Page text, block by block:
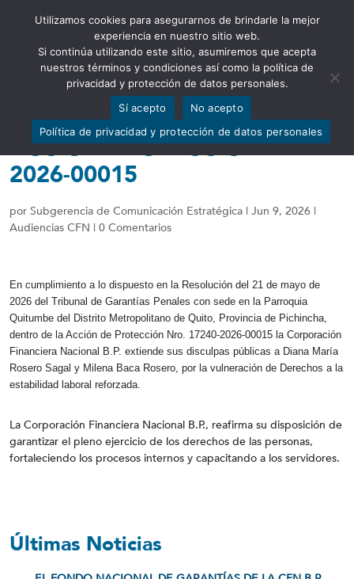
Abrir barra de herramientas
DISCULPAS PÚBLICAS –
ACCIÓN PROTECCIÓN 17240-
2026-00015
por Subgerencia de Comunicación Estratégica | Jun 9, 2026 |
Audiencias CFN | 0 Comentarios
En cumplimiento a lo dispuesto en la Resolución del 21 de mayo de
2026 del Tribunal de Garantías Penales con sede en la Parroquia
Quitumbe del Distrito Metropolitano de Quito, Provincia de Pichincha,
dentro de la Acción de Protección Nro. 17240-2026-00015 la Corporación
Financiera Nacional B.P. extiende sus disculpas públicas a Diana María
Rosero Sagal y Milena Baca Rosero, por la vulneración de Derechos a la
estabilidad laboral reforzada.
La Corporación Financiera Nacional B.P., reafirma su disposición de
garantizar el pleno ejercicio de los derechos de las personas,
fortaleciendo los procesos internos y capacitando a los servidores.
Últimas Noticias
Utilizamos cookies para asegurarnos de brindarle la mejor
experiencia en nuestro sitio web.
Si continúa utilizando este sitio, asumiremos que acepta
nuestros términos y condiciones así como la política de
privacidad y protección de datos personales.
Sí acepto
No acepto
Política de privacidad y protección de datos personales